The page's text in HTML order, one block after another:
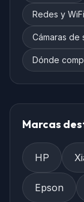
Redes y WiFi
Cámaras de
Dónde
Marcas
HP
Epson